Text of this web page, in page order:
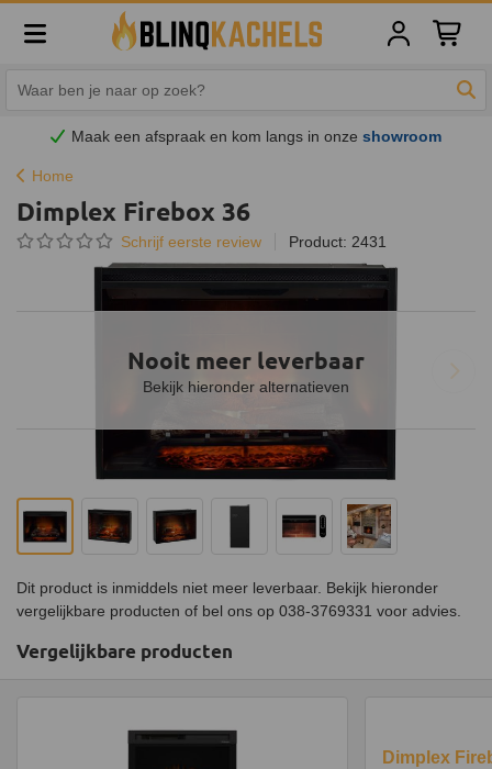
Maak een afspraak en kom langs in onzeshowroom
Home
Dimplex Firebox 36
Schrijf eerste review Product: 2431
Nooit meer leverbaar
Bekijk hieronder alternatieven
Dit product is inmiddels niet meer leverbaar. Bekijk hieronder
vergelijkbare producten of bel ons op 038-3769331 voor advies.
Vergelijkbare producten
Dimplex